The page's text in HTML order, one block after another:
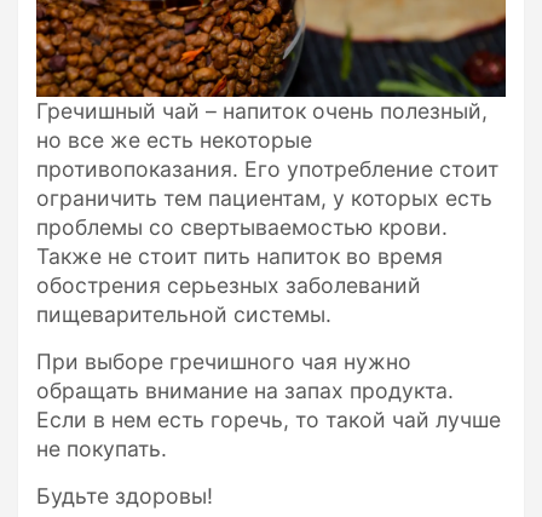
Гречишный чай – напиток очень полезный,
но все же есть некоторые
противопоказания. Его употребление стоит
ограничить тем пациентам, у которых есть
проблемы со свертываемостью крови.
Также не стоит пить напиток во время
обострения серьезных заболеваний
пищеварительной системы.
При выборе гречишного чая нужно
обращать внимание на запах продукта.
Если в нем есть горечь, то такой чай лучше
не покупать.
Будьте здоровы!